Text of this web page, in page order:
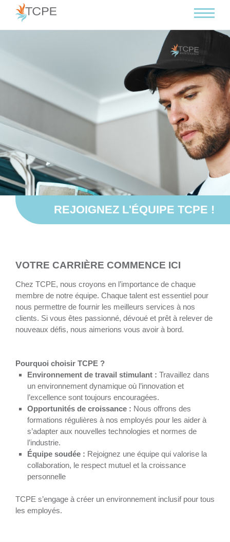
REJOIGNEZ L'ÉQUIPE TCPE !
VOTRE CARRIÈRE COMMENCE ICI
Chez TCPE, nous croyons en l’importance de chaque
membre de notre équipe. Chaque talent est essentiel pour
nous permettre de fournir les meilleurs services à nos
clients. Si vous êtes passionné, dévoué et prêt à relever de
nouveaux défis, nous aimerions vous avoir à bord.
Pourquoi choisir TCPE ?
Environnement de travail stimulant : Travaillez dans
un environnement dynamique où l’innovation et
l’excellence sont toujours encouragées.
Opportunités de croissance : Nous offrons des
formations régulières à nos employés pour les aider à
s’adapter aux nouvelles technologies et normes de
l’industrie.
Équipe soudée : Rejoignez une équipe qui valorise la
collaboration, le respect mutuel et la croissance
personnelle
TCPE s’engage à créer un environnement inclusif pour tous
les employés.
Panneau de gestion des cookies